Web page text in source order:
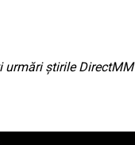
urmări știrile